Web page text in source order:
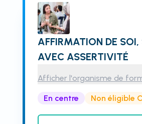
AFFIRMATION DE SOI,
AVEC ASSERTIVITÉ
Afficher l'organisme de
En centre Non éligible